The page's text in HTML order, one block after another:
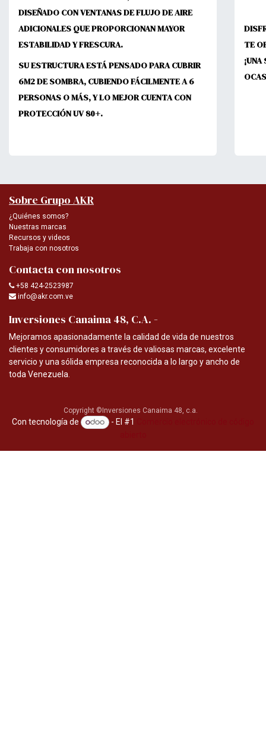
DISEÑADO CON VENTANAS DE FLUJO DE AIRE
ADICIONALES QUE PROPORCIONAN MAYOR
ESTABILIDAD Y FRESCURA.
SU ESTRUCTURA ESTÁ PENSADO PARA CUBRIR
6M2 DE SOMBRA, CUBIENDO FÁCILMENTE A 6
PERSONAS O MÁS, Y LO MEJOR CUENTA CON
PROTECCIÓN UV 80+.
TE
Sobre Grupo AKR
¿Quiénes somos?
Nuestras marcas
Recursos y videos
Trabaja con nosotros
Contacta con nosotros
+58 424-2523987
info@akr.com.ve
Inversiones Canaima 48, C.A. -
Mejoramos apasionadamente la calidad de vida de nuestros
clientes y consumidores a través de valiosas marcas, excelente
servicio y una sólida empresa reconocida a lo largo y ancho de
toda Venezuela.
Copyright ©Inversiones Canaima 48, c.a.
Con tecnología de - El #1